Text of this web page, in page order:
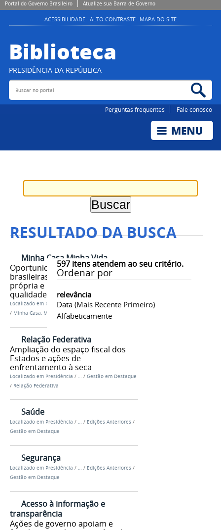
Portal do Governo Brasileiro Atualize sua Barra de Governo
ACESSIBILIDADE ALTO CONTRASTE MAPA DO SITE
Biblioteca
PRESIDÊNCIA DA REPÚBLICA
Buscar no portal
Perguntas frequentes Fale conosco
RESULTADO DA BUSCA
597itens atendem ao seu critério.
Ordenar por
relevância
Data (mais Recente Primeiro)
Alfabeticamente
Minha Casa Minha Vida
Oportunidade para as famílias
brasileiras adquirirem a casa
própria e morarem com
qualidade
Localizado em Presidência /… /Gestão em Destaque
/ Minha Casa, Minha Vida
Relação Federativa
Ampliação do espaço fiscal dos
Estados e ações de
enfrentamento à seca
Localizado em Presidência / / Gestão em Destaque
/ Relação Federativa
Saúde
Localizado em Presidência / … / Edições Anteriores /
Gestão em Destaque
Segurança
Localizado em Presidência / … / Edições Anteriores /
Gestão em Destaque
Acesso à informação e
transparência
Ações de governo apoiam e